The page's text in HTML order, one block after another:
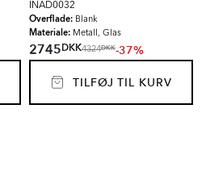
INAD0032
Overflade: Blank
Materiale: Metall, Glas
2745DKK4324DKK-37%
TILFØJ TIL KURV